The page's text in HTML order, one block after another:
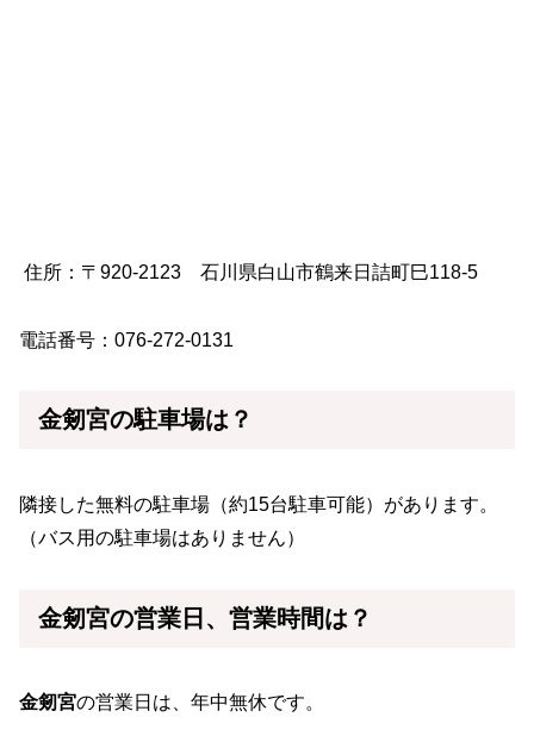
住所： 〒920-2123 石川県白山市鶴来日詰町巳118-5
電話番号：076-272-0131
金剱宮の駐車場は？
隣接した無料の駐車場（約15台駐車可能）があります。
（バス用の駐車場はありません）
金剱宮の営業日、営業時間は？
金剱宮の営業日は、年中無休です。